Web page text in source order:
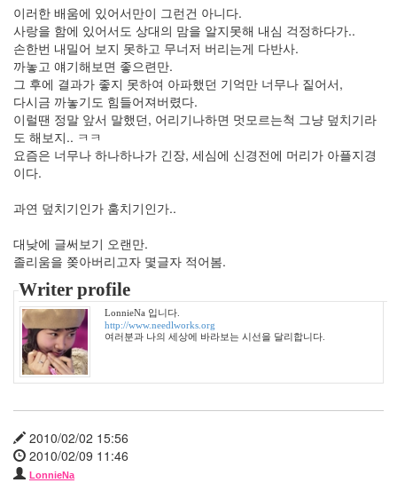
이러한 배움에 있어서만이 그런건 아니다.
사랑을 함에 있어서도 상대의 맘을 알지못해 내심 걱정하다가..
손한번 내밀어 보지 못하고 무너저 버리는게 다반사.
까놓고 얘기해보면 좋으련만.
그 후에 결과가 좋지 못하여 아파했던 기억만 너무나 짙어서,
다시금 까놓기도 힘들어져버렸다.
이럴땐 정말 앞서 말했던, 어리기나하면 멋모르는척 그냥 덮치기라
도 해보지.. ㅋㅋ
요즘은 너무나 하나하나가 긴장, 세심에 신경전에 머리가 아플지경
이다.
과연 덮치기인가 훔치기인가..
대낮에 글써보기 오랜만.
졸리움을 쫒아버리고자 몇글자 적어봄.
Writer profile
LonnieNa 입니다.
http://www.needlworks.org
여러분과 나의 세상에 바라보는 시선을 달리합니다.
2010/02/02 15:56
2010/02/09 11:46
LonnieNa
트
백
리
책
읽
어
는
남
자
걸
한
지
발
탁
재